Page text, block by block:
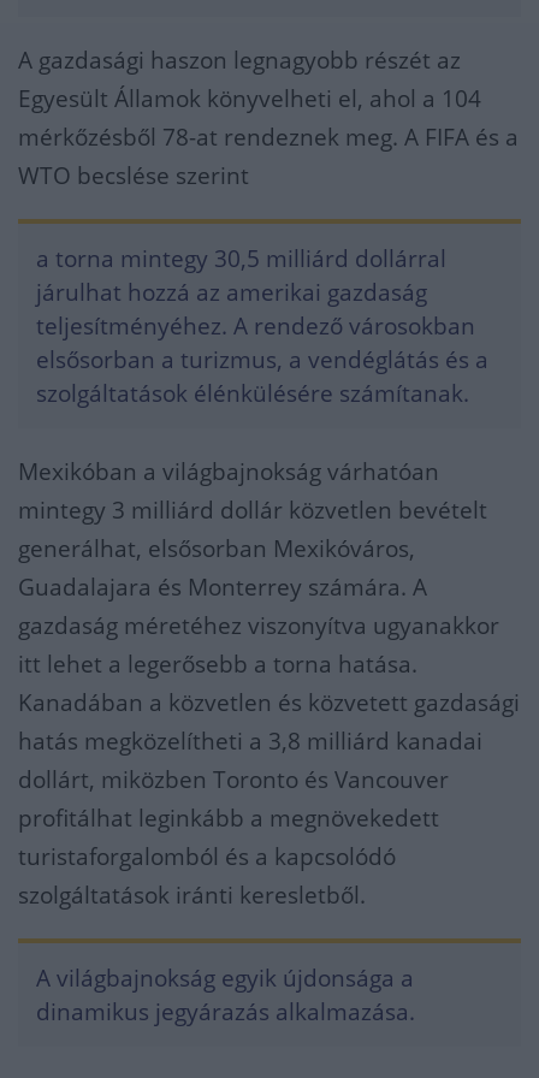
A gazdasági haszon legnagyobb részét az
Egyesült Államok könyvelheti el, ahol a 104
mérkőzésből 78-at rendeznek meg. A FIFA és a
WTO becslése szerint
a torna mintegy 30,5 milliárd dollárral
járulhat hozzá az amerikai gazdaság
teljesítményéhez. A rendező városokban
elsősorban a turizmus, a vendéglátás és a
szolgáltatások élénkülésére számítanak.
Mexikóban a világbajnokság várhatóan
mintegy 3 milliárd dollár közvetlen bevételt
generálhat, elsősorban Mexikóváros,
Guadalajara és Monterrey számára. A
gazdaság méretéhez viszonyítva ugyanakkor
itt lehet a legerősebb a torna hatása.
Kanadában a közvetlen és közvetett gazdasági
hatás megközelítheti a 3,8 milliárd kanadai
dollárt, miközben Toronto és Vancouver
profitálhat leginkább a megnövekedett
turistaforgalomból és a kapcsolódó
szolgáltatások iránti keresletből.
A világbajnokság egyik újdonsága a
dinamikus jegyárazás alkalmazása.